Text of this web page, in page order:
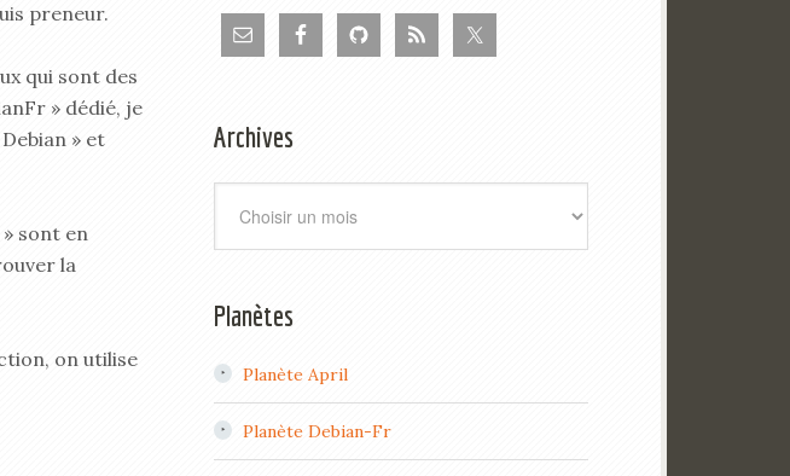
preneur.
qui sont des
» dédié, je
» et
sont en
la
on utilise
Archives
Planètes
Planète April
Planète Debian-Fr